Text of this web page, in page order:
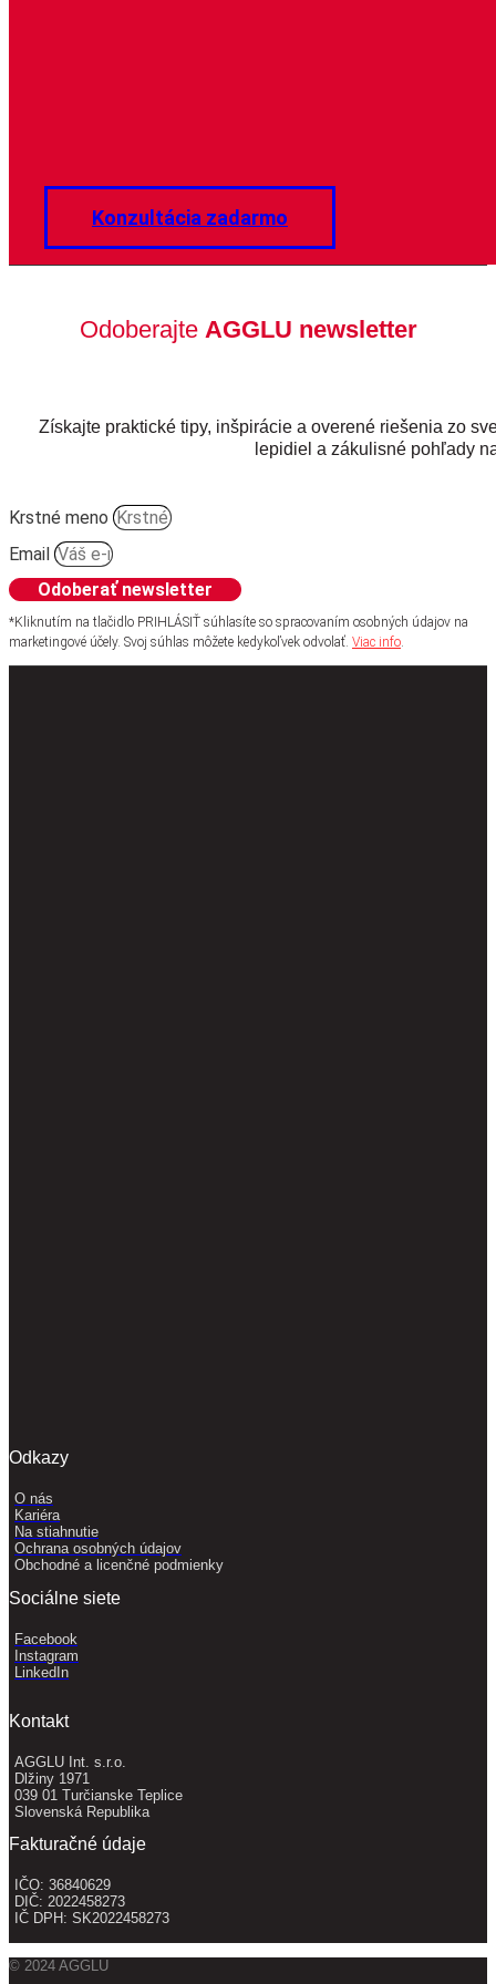
Konzultácia zadarmo
Odoberajte AGGLU newsletter
Získajte praktické tipy, inšpirácie a overené riešenia zo
lepidiel a zákulisné pohľady
Krstné meno
Email
Odoberať newsletter
*Kliknutím na tlačidlo PRIHLÁSIŤ súhlasíte so spracovaním osobných údajov na
marketingové účely. Svoj súhlas môžete kedykoľvek odvolať. Viac info.
Odkazy
O nás
Kariéra
Na stiahnutie
Ochrana osobných údajov
Obchodné a licenčné podmienky
Sociálne siete
Facebook
Instagram
LinkedIn
Kontakt
AGGLU Int. s.r.o.
Dlžiny 1971
039 01 Turčianske Teplice
Slovenská Republika
Fakturačné údaje
IČO: 36840629
DIČ: 2022458273
IČ DPH: SK2022458273
© 2024 AGGLU